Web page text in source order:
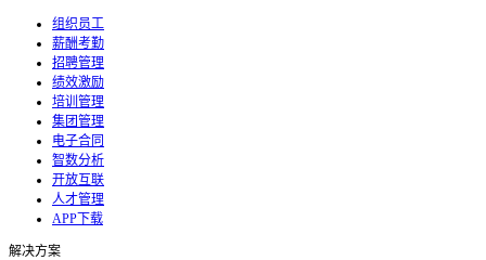
组织员工
薪酬考勤
招聘管理
绩效激励
培训管理
集团管理
电子合同
智数分析
开放互联
人才管理
APP下载
解决方案